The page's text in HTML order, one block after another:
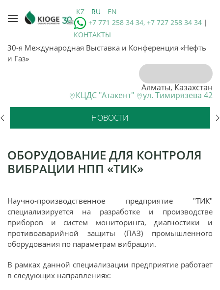
KZ RU
EN
+7 771 258 34 34, +7 727 258 34 34 |
КОНТАКТЫ
30-я Международная Выставка и Конференция «Нефть
и Газ»
Алматы, Казахстан
КЦДС "Атакент" ул. Тимирязева 42
НОВОСТИ
ОБОРУДОВАНИЕ ДЛЯ КОНТРОЛЯ
ВИБРАЦИИ НПП «ТИК»
Научно-производственное предприятие "ТИК"
специализируется на разработке и производстве
приборов и систем мониторинга, диагностики и
противоаварийной защиты (ПАЗ) промышленного
оборудования по параметрам вибрации.
В рамках данной специализации предприятие работает
в следующих направлениях: